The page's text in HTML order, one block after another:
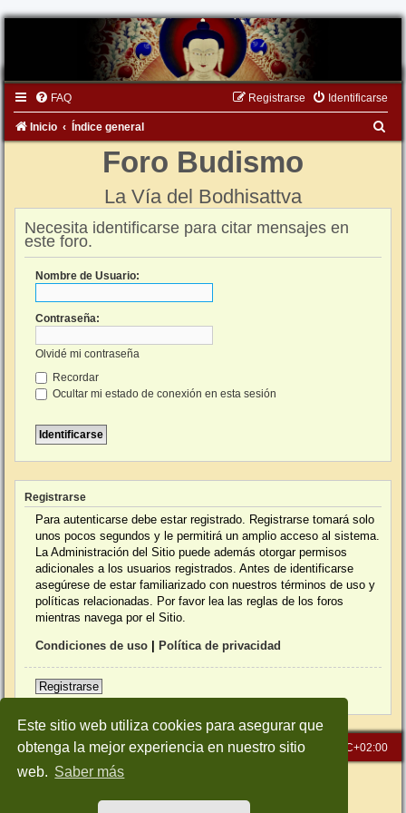
Este sitio web utiliza cookies para asegurar que
obtenga la mejor experiencia en nuestro sitio
web. Saber más
FAQ Identificarse
Registrarse
Inicio Índice general
Foro Budismo
La Vía del Bodhisattva
Necesita identificarse para citar mensajes en
este foro.
Nombre de Usuario:
Contraseña:
Olvidé mi contraseña
Recordar
Ocultar mi estado de conexión en esta sesión
Registrarse
Para autenticarse debe estar registrado. Registrarse tomará solo
unos pocos segundos y le permitirá un amplio acceso al sistema.
La Administración del Sitio puede además otorgar permisos
adicionales a los usuarios registrados. Antes de identificarse
asegúrese de estar familiarizado con nuestros términos de uso y
políticas relacionadas. Por favor lea las reglas de los foros
mientras navega por el Sitio.
Condiciones de uso Política de privacidad
Registrarse
Inicio Índice general Todos los horarios son UTC+02:00
Desarrollado porphpBB